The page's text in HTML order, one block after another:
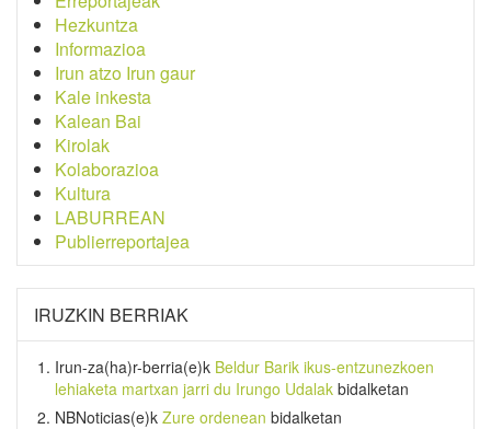
Hezkuntza
Informazioa
Irun atzo Irun gaur
Kale inkesta
Kalean Bai
Kirolak
Kolaborazioa
Kultura
LABURREAN
Publierreportajea
IRUZKIN BERRIAK
Irun-za(ha)r-berria(e)k Beldur Barik ikus-entzunezkoen
lehiaketa martxan jarri du Irungo Udalak bidalketan
NBNoticias(e)k Zure ordenean bidalketan